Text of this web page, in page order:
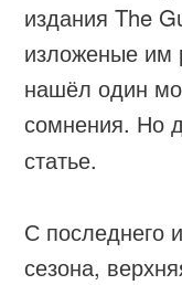
издания The
изложеные им
нашёл один
сомнения. Но
статье.
С последнего
сезона,